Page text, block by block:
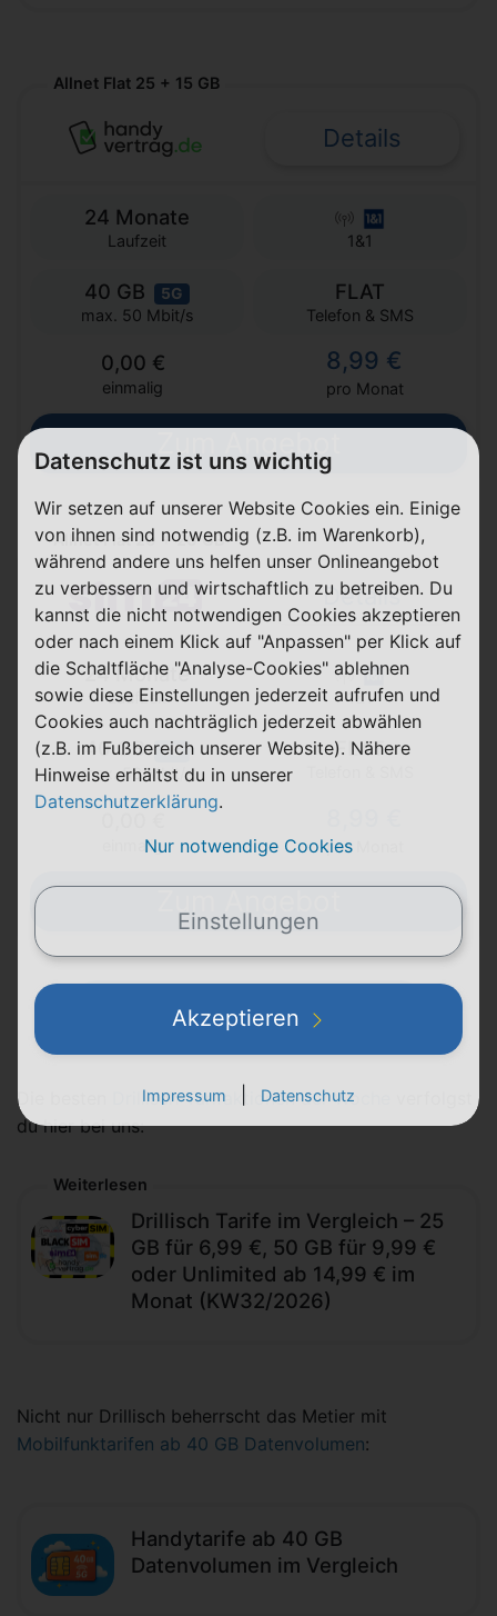
Allnet Flat 25 + 15 GB
Details
24 Monate
Laufzeit 1&1
40 GB 5G
max. 50 Mbit/s
FLAT
Telefon & SMS
0,00 €
einmalig
8,99 €
pro Monat
Zum Angebot
Allnet Flat 20 + 20 GB
Details
24 Monate
Laufzeit 1&1
40 GB 5G
max. 50 Mbit/s
FLAT
einmalig pro Monat
Die besten Drillisch-Tarifaktionen der Woche
du hier bei uns:
Weiterlesen
Drillisch Tarife im Vergleich – 25
GB für 6,99 €, 50 GB für 9,99 €
oder Unlimited ab 14,99 € im
Monat (KW32/2026)
Nicht nur Drillisch beherrscht das Metier mit
Mobilfunktarifen ab 40 GB Datenvolumen:
Handytarife ab 40 GB
Datenvolumen im Vergleich
Datenschutz ist uns wichtig
Wir setzen auf unserer Website Cookies ein. Einige
von ihnen sind notwendig (z.B. im Warenkorb),
während andere uns helfen unser Onlineangebot
zu verbessern und wirtschaftlich zu betreiben. Du
kannst die nicht notwendigen Cookies akzeptieren
oder nach einem Klick auf "Anpassen" per Klick auf
die Schaltfläche "Analyse-Cookies" ablehnen
sowie diese Einstellungen jederzeit aufrufen und
Cookies auch nachträglich jederzeit abwählen
(z.B. im Fußbereich unserer Website). Nähere
Hinweise erhältst du in unserer
Datenschutzerklärung.
Nur notwendige Cookies
Einstellungen
Akzeptieren
Impressum Datenschutz